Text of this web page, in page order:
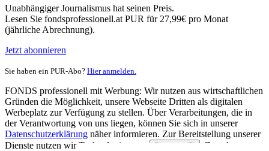
Unabhängiger Journalismus hat seinen Preis.
Lesen Sie fondsprofessionell.at PUR für 27,99€ pro Monat
(jährliche Abrechnung).
Jetzt abonnieren
Sie haben ein PUR-Abo? Hier anmelden.
FONDS professionell mit Werbung: Wir nutzen aus wirtschaftlichen
Gründen die Möglichkeit, unsere Webseite Dritten als digitalen
Werbeplatz zur Verfügung zu stellen. Über Verarbeitungen, die in
der Verantwortung von uns liegen, können Sie sich in unserer
Datenschutzerklärung näher informieren. Zur Bereitstellung unserer
Dienste nutzen wir Technologien von
Partnern (5)
. Zwecke: